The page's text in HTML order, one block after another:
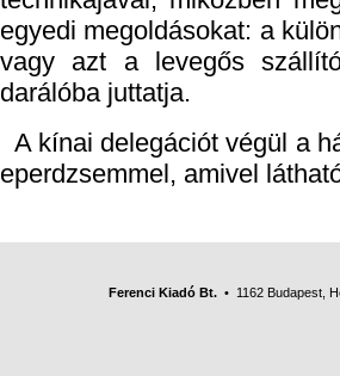
darálóba juttatja.
A kínai delegációt végül a
eperdzsemmel, amivel
Ferenci Kiadó Bt. • 1162 Budapest,